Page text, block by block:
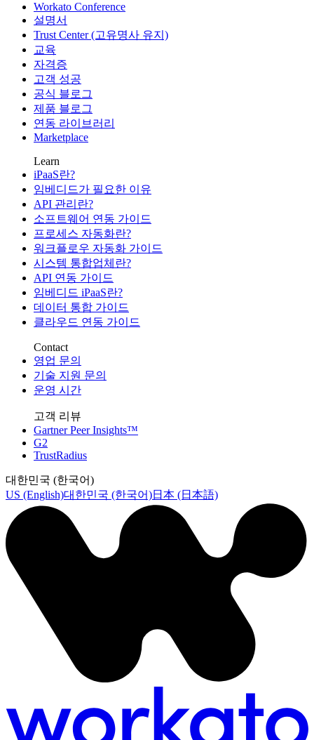
Workato Conference
설명서
Trust Center (고유명사 유지)
교육
자격증
고객 성공
공식 블로그
제품 블로그
연동 라이브러리
Marketplace
Learn
iPaaS란?
임베디드가 필요한 이유
API 관리란?
소프트웨어 연동 가이드
프로세스 자동화란?
워크플로우 자동화 가이드
시스템 통합업체란?
API 연동 가이드
임베디드 iPaaS란?
데이터 통합 가이드
클라우드 연동 가이드
Contact
영업 문의
기술 지원 문의
운영 시간
고객 리뷰
Gartner Peer Insights™
G2
TrustRadius
대한민국 (한국어)
US (English)대한민국 (한국어)日本 (日本語)